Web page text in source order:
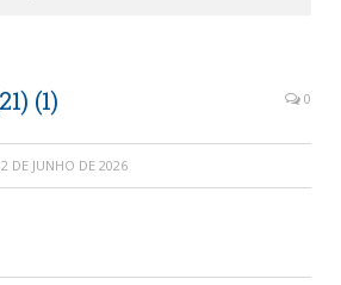
(1) 0
2 DE JUNHO DE 2026